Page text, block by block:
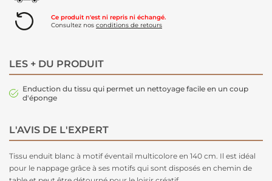
Ce produit n'est ni repris ni échangé.
Consultez nos conditions de retours
LES + DU PRODUIT
Enduction du tissu qui permet un nettoyage facile en un coup
d'éponge
L'AVIS DE L'EXPERT
Tissu enduit blanc à motif éventail multicolore en 140 cm. Il est idéal
pour le nappage grâce à ses motifs qui sont disposés en chemin de